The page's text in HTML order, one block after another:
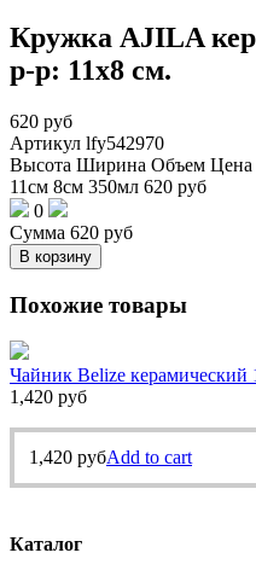
Кружка AJILA
р-р: 11х8 см.
620 руб
Артикул lfy542970
Высота Ширина Объем Цена
11см 8см 350мл 620 руб
0
Сумма 620 руб
В корзину
Похожие товары
Чайник Belize керамический
1,420 руб
1,420 рубAdd to cart
Каталог